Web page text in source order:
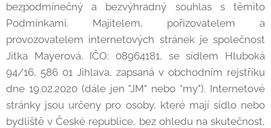
bezpodmínečný a bezvýhradný souhlas s těmito
Podmínkami. Majitelem, pořizovatelem a
provozovatelem internetových stránek je společnost
Jitka Mayerová, IČO: 08964181, se sídlem Hluboká
94/16, 586 01 Jihlava, zapsaná v obchodním rejstříku
dne 19.02.2020 (dále jen "JM" nebo "my"). Internetové
stránky jsou určeny pro osoby, které mají sídlo nebo
bydliště v České republice, bez ohledu na skutečnost,